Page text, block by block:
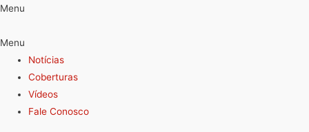
Menu
Menu
Notícias
Coberturas
Vídeos
Fale Conosco